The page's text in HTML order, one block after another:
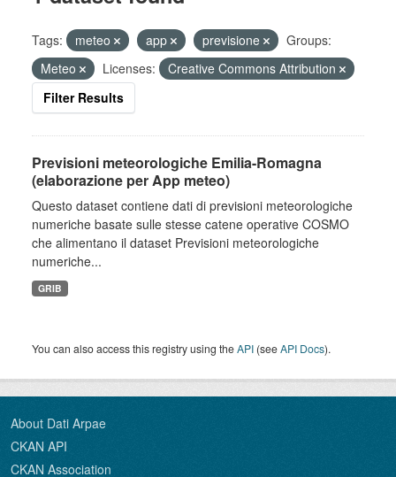
Tags: meteo app previsione
Groups:
Meteo
Licenses:
Creative Commons Attribution
Filter Results
Previsioni meteorologiche Emilia-Romagna
(elaborazione per App meteo)
Questo dataset contiene dati di previsioni meteorologiche
numeriche basate sulle stesse catene operative COSMO
che alimentano il dataset Previsioni meteorologiche
numeriche...
GRIB
You can also access this registry using theAPI (seeAPI Docs).
About Dati Arpae
CKAN API
CKAN Association